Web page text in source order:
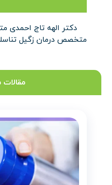
دکتر الهه تاج احمدی
متخصص درمان زگیل
مقالات